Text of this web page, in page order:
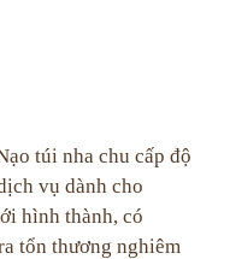
túi nha chu cấp độ
vụ dành cho
hình thành, có
tổn thương nghiêm